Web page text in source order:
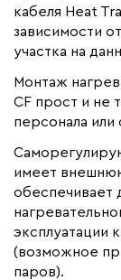
Минимальный
кабеля Heat
зависимости
участка на
Монтаж
CF прост и не
персонала
имеет
обеспечивает
эксплуатации
(возможное
паров).